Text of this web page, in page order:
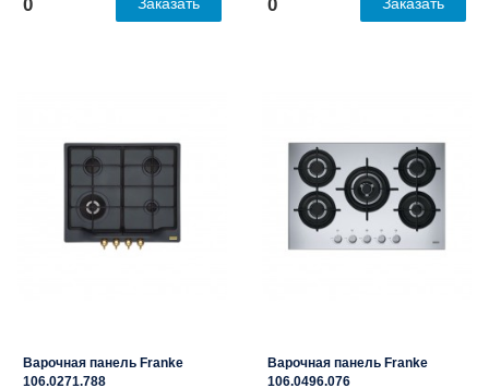
0 0
Варочная панель Franke
106.0271.788
Варочная панель Franke
106.0496.076